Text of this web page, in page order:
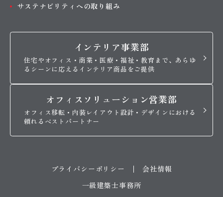
サステナビリティへの取り組み
インテリア事業部
住宅やオフィス・商業・医療・福祉・教育まで、あらゆ
るシーンに応えるインテリア商品をご提供
オフィスソリューション営業部
オフィス移転・内装レイアウト設計・デザインにおける
頼れるベストパートナー
プライバシーポリシー
会社情報
一級建築士事務所